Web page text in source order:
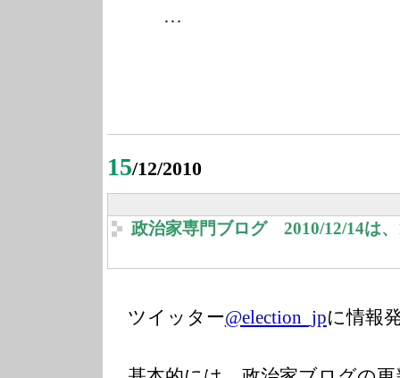
…
15/12/2010
政治家専門ブログ 2010/12/14は
ツイッター@election_jpに情報